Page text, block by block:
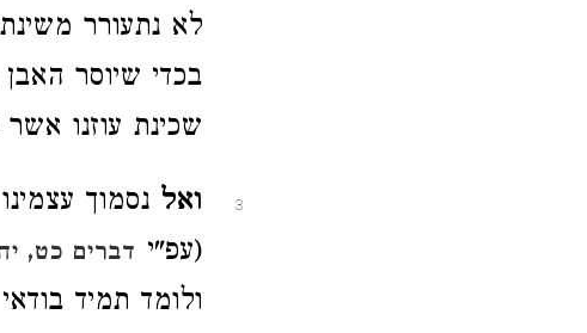
לא נתעורר
בכדי שיוסר
שכינת עוזנו
3 ואל נסמוך
(עפ"י דברים כט,
ולומד תמיד